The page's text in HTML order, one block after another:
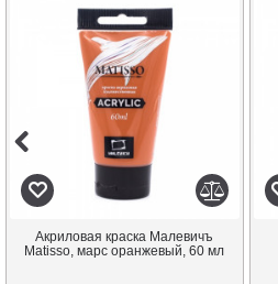
Акриловая краска Малевичъ
Matisso, марс оранжевый, 60 мл